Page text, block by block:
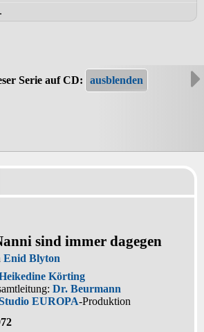
Serie auf CD:
sind immer dagegen
Enid Blyton
Körting
Dr. Beurmann
EUROPA-Produktion